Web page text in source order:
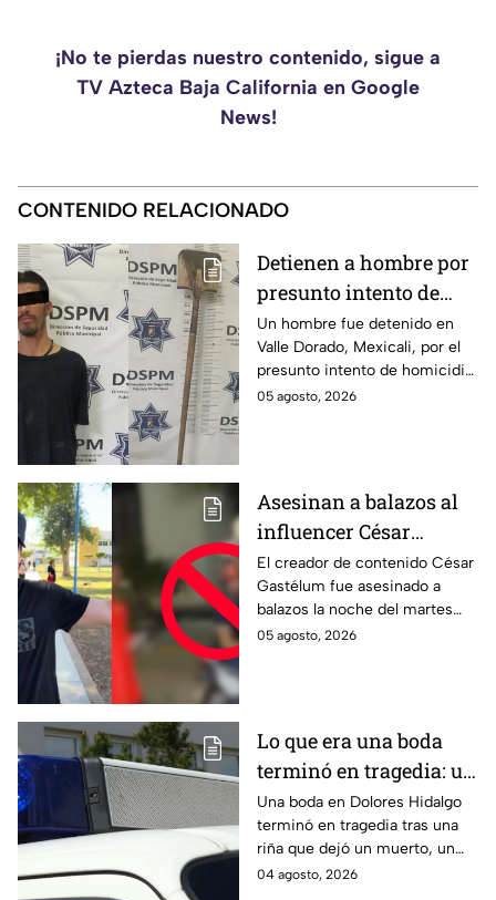
¡No te pierdas nuestro contenido, sigue a
TV Azteca Baja California en Google
News!
CONTENIDO RELACIONADO
Detienen a hombre por
presunto intento de
homicidio con una pala
en Mexicali; habría
atacado a otro mientras
dormía
Un hombre fue detenido en
Valle Dorado, Mexicali, por el
presunto intento de homicidio
de otro con una pala. La
05 agosto, 2026
Asesinan a balazos al
influencer César
Gastélum durante
transmisión en vivo en
Culiacán
El creador de contenido César
Gastélum fue asesinado a
balazos la noche del martes
mientras transmitía en vivo
05 agosto, 2026
Lo que era una boda
terminó en tragedia: un
muerto y el novio huyó
tras la agresión
Una boda en Dolores Hidalgo
terminó en tragedia tras una
riña que dejó un muerto, un
herido y al novio prófugo por
04 agosto, 2026